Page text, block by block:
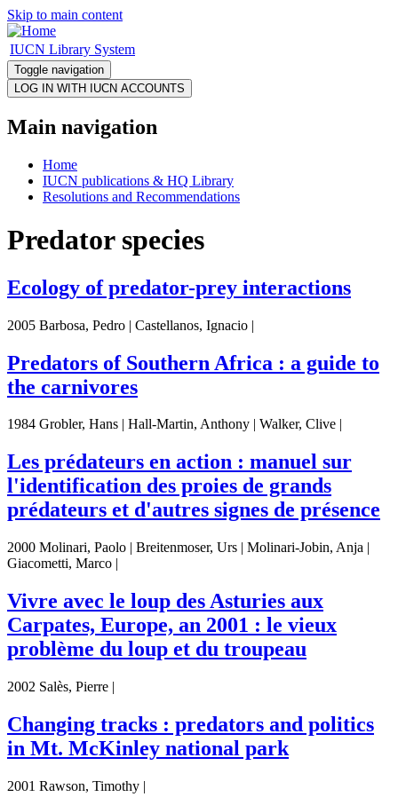
Skip to main content
IUCN Library System
Toggle navigation
Main navigation
Home
IUCN publications & HQ Library
Resolutions and Recommendations
Predator species
Ecology of predator-prey interactions
2005 Barbosa, Pedro | Castellanos, Ignacio |
Predators of Southern Africa : a guide to
the carnivores
1984 Grobler, Hans | Hall-Martin, Anthony | Walker, Clive |
Les prédateurs en action : manuel sur
l'identification des proies de grands
prédateurs et d'autres signes de présence
2000 Molinari, Paolo | Breitenmoser, Urs | Molinari-Jobin, Anja |
Giacometti, Marco |
Vivre avec le loup des Asturies aux
Carpates, Europe, an 2001 : le vieux
problème du loup et du troupeau
2002 Salès, Pierre |
Changing tracks : predators and politics
in Mt. McKinley national park
2001 Rawson, Timothy |